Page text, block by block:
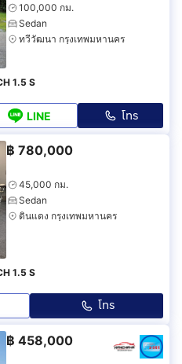
100,000 กม.
Sedan
ทวีวัฒนา กรุงเทพมหานคร
1.5 S
LINE โทร
฿ 780,000
45,000 กม.
Sedan
ดินแดง กรุงเทพมหานคร
1.5 S
โทร
฿ 458,000